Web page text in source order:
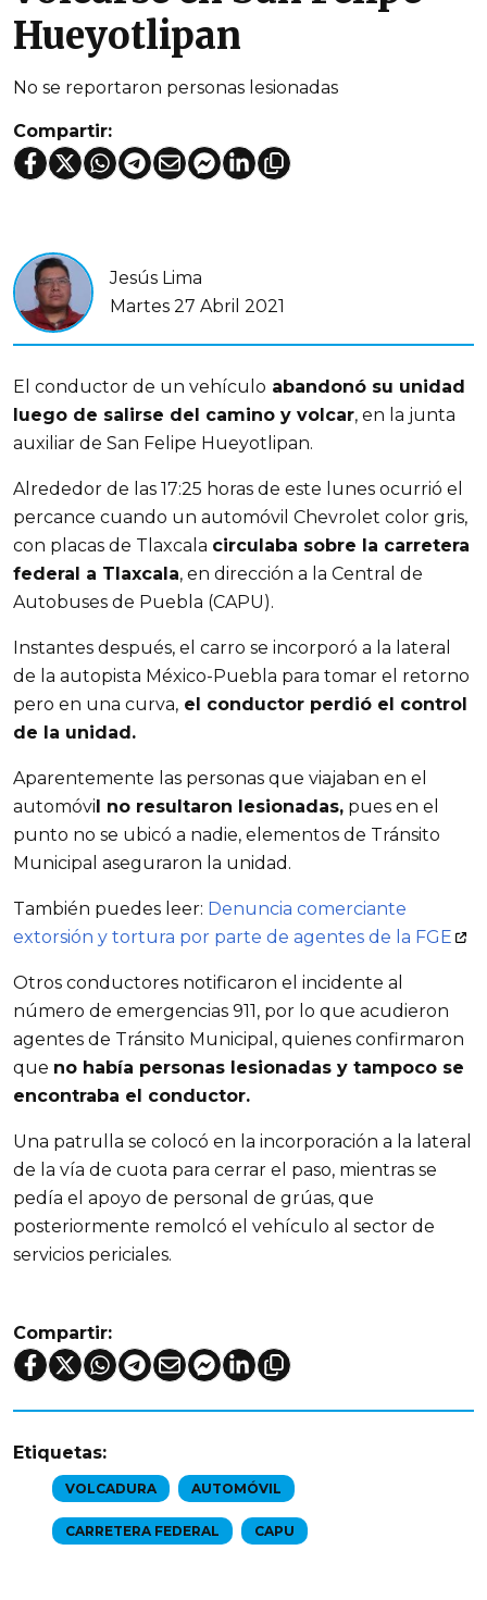
Hueyotlipan
No se reportaron personas lesionadas
Compartir:
Jesús Lima
Martes 27 Abril 2021
El conductor de un vehículo abandonó su unidad
luego de salirse del camino y volcar, en la junta
auxiliar de San Felipe Hueyotlipan.
Alrededor de las 17:25 horas de este lunes ocurrió el
percance cuando un automóvil Chevrolet color gris,
con placas de Tlaxcala circulaba sobre la carretera
federal a Tlaxcala, en dirección a la Central de
Autobuses de Puebla (CAPU).
Instantes después, el carro se incorporó a la lateral
de la autopista México-Puebla para tomar el retorno
pero en una curva, el conductor perdió el control
de la unidad.
Aparentemente las personas que viajaban en el
automóvi l no resultaron lesionadas, pues en el
punto no se ubicó a nadie, elementos de Tránsito
Municipal aseguraron la unidad.
También puedes leer: Denuncia comerciante
extorsión y tortura por parte de agentes de la FGE
Otros conductores notificaron el incidente al
número de emergencias 911, por lo que acudieron
agentes de Tránsito Municipal, quienes confirmaron
que no había personas lesionadas y tampoco se
encontraba el conductor.
Una patrulla se colocó en la incorporación a la lateral
de la vía de cuota para cerrar el paso, mientras se
pedía el apoyo de personal de grúas, que
posteriormente remolcó el vehículo al sector de
servicios periciales.
Compartir:
Etiquetas:
VOLCADURA AUTOMÓVIL
CARRETERA FEDERAL CAPU